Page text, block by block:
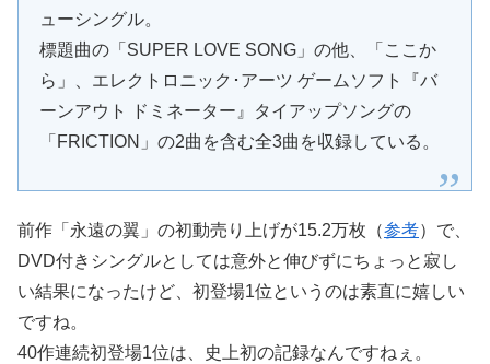
ューシングル。
標題曲の「SUPER LOVE SONG」の他、「ここか
ら」、エレクトロニック･アーツ ゲームソフト『バ
ーンアウト ドミネーター』タイアップソングの
「FRICTION」の2曲を含む全3曲を収録している。
前作「永遠の翼」の初動売り上げが15.2万枚（参考）で、
DVD付きシングルとしては意外と伸びずにちょっと寂し
い結果になったけど、初登場1位というのは素直に嬉しい
ですね。
40作連続初登場1位は、史上初の記録なんですねぇ。